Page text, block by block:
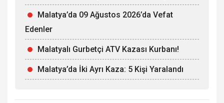
Malatya’da 09 Ağustos 2026’da Vefat
Edenler
Malatyalı Gurbetçi ATV Kazası Kurbanı!
Malatya’da İki Ayrı Kaza: 5 Kişi Yaralandı